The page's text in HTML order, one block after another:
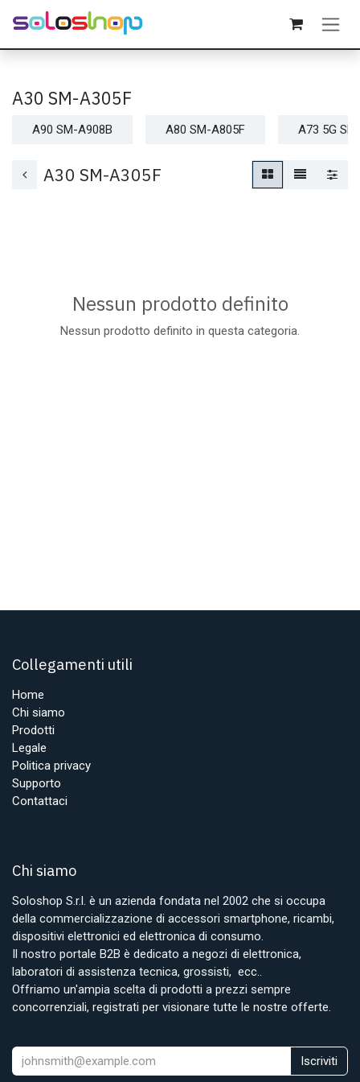
Passa al contenuto
A30 SM-A305F
A90 SM-A908B A80 SM-A805F A73 5G
A30 SM-A305F
Nessun prodotto definito
Nessun prodotto definito in questa categoria.
Collegamenti utili
Home
Chi siamo
Prodotti
Legale
Politica privacy
Supporto
Contattaci
Chi siamo
Soloshop S.r.l. è un azienda fondata nel 2002 che si occupa
della commercializzazione di accessori smartphone, ricambi,
dispositivi elettronici ed elettronica di consumo.
Il nostro portale B2B è dedicato a negozi di elettronica,
laboratori di assistenza tecnica, grossisti, ecc..
Offriamo un'ampia scelta di prodotti a prezzi sempre
concorrenziali, registrati per visionare tutte le nostre offerte.
Iscriviti